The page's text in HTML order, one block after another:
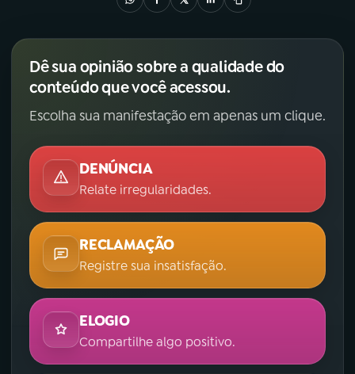
Dê sua opinião sobre a qualidade do
conteúdo que você acessou.
Escolha sua manifestação em apenas um clique.
DENÚNCIA
Relate irregularidades.
RECLAMAÇÃO
Registre sua insatisfação.
ELOGIO
Compartilhe algo positivo.